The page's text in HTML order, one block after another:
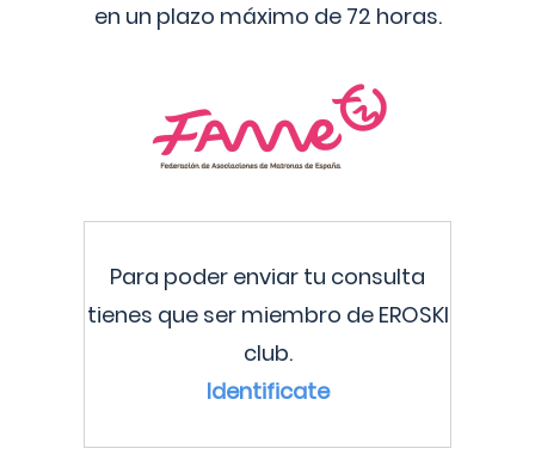
en un plazo máximo de 72 horas.
Para poder enviar tu consulta
tienes que ser miembro de EROSKI
club.
Identificate